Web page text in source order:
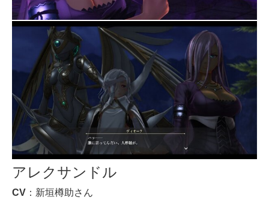
アレクサンドル
CV ：新垣樽助さん